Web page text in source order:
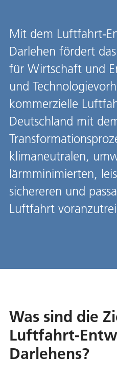
Mit dem Luftfahrt-
Darlehen fördert
für Wirtschaft und
und
kommerzielle
Deutschland mit
klimaneutralen,
lärmminimierten,
sichereren und
Luftfahrt
Was sind die
Luftfahrt-
Darlehens?